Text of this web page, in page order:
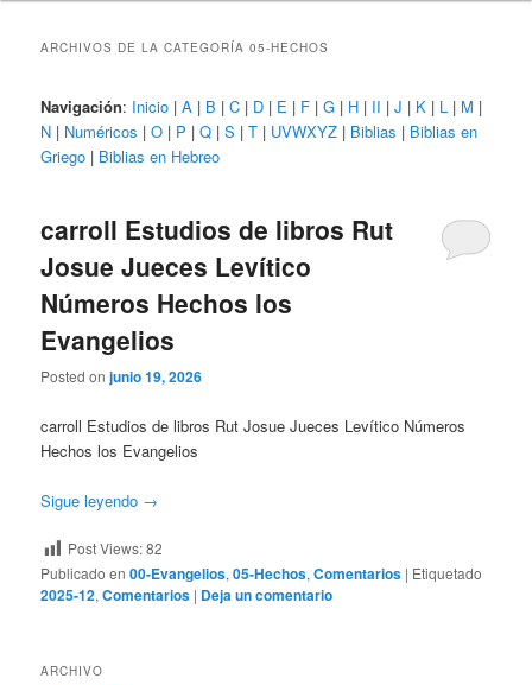
ARCHIVOS DE LA CATEGORÍA05-HECHOS
Navigación: Inicio |A | B |C | D | E | F |G | H | II |J | K | L | M |
N | Numéricos |O | P |Q |S |T | UVWXYZ | Biblias | Biblias en
Griego | Biblias en Hebreo
carroll Estudios de libros Rut
Josue Jueces Levítico
Números Hechos los
Evangelios
Posted onjunio 19, 2026
carroll Estudios de libros Rut Josue Jueces Levítico Números
Hechos los Evangelios
Sigue leyendo →
Post Views:82
Publicado en 00-Evangelios,05-Hechos,Comentarios | Etiquetado
2025-12,Comentarios | Deja un comentario
ARCHIVO